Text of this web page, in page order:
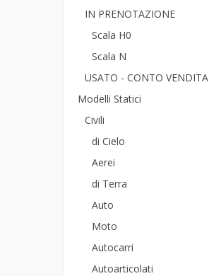
IN PRENOTAZIONE
Scala H0
Scala N
USATO - CONTO VENDITA
Modelli Statici
Civili
di Cielo
Aerei
di Terra
Auto
Moto
Autocarri
Autoarticolati